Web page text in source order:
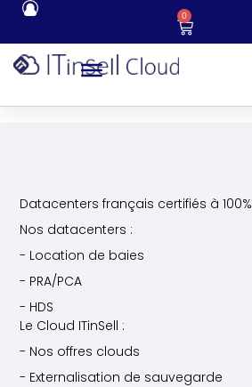
0
Datacenters français certifiés à 100%
Nos datacenters :
- Location de baies
- PRA/PCA
- HDS
Le Cloud ITinSell :
- Nos offres clouds
- Externalisation de sauvegarde